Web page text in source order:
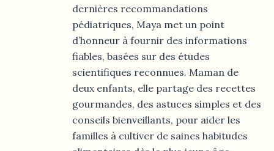
dernières recommandations
pédiatriques, Maya met un point
d’honneur à fournir des informations
fiables, basées sur des études
scientifiques reconnues. Maman de
deux enfants, elle partage des recettes
gourmandes, des astuces simples et des
conseils bienveillants, pour aider les
familles à cultiver de saines habitudes